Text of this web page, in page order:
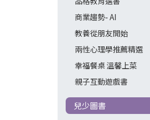
商業趨勢- AI
教養從朋友開始
兩性心理學推薦精選
幸福餐桌 溫馨上菜
親子互動遊戲書
兒少圖書